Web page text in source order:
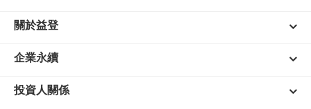
關於益登
企業永續
投資人關係